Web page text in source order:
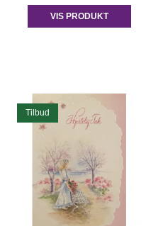
VIS PRODUKT
Tilbud